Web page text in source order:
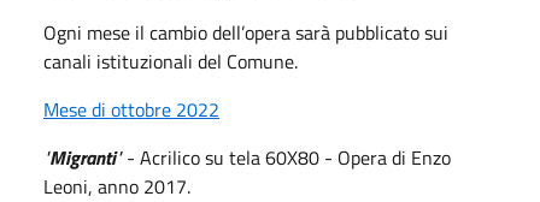
Ogni mese il cambio dell’opera sarà pubblicato sui
canali istituzionali del Comune.
Mese di ottobre 2022
"Migranti"- Acrilico su tela 60X80 - Opera di Enzo
Leoni, anno 2017.